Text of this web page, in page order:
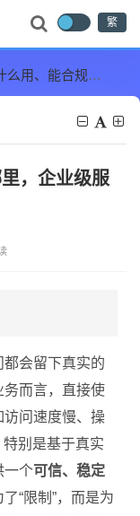
繁
用在哪里，企业级服务怎么选
，企业级服
会留下真实的
务而言，直接使
访问速度慢、操
别是基于真实
一个可信、稳定
“限制”，而是为